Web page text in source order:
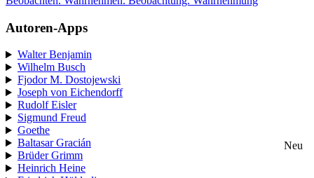
Autoren-Apps
Walter Benjamin
Wilhelm Busch
Fjodor M. Dostojewski
Joseph von Eichendorff
Rudolf Eisler
Sigmund Freud
Goethe
Baltasar Gracián
Neu
Brüder Grimm
Heinrich Heine